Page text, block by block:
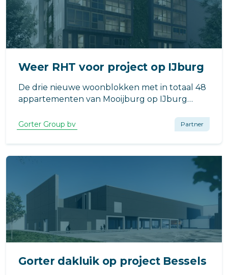
Weer RHT voor project op IJburg
De drie nieuwe woonblokken met in totaal 48
appartementen van Mooijburg op IJburg
bewoners én zeker van een veilige
daktoegang voor als er onderhoud aan het
dak moet worden verric
Gorter Group bv Partner
Gorter dakluik op project Bessels